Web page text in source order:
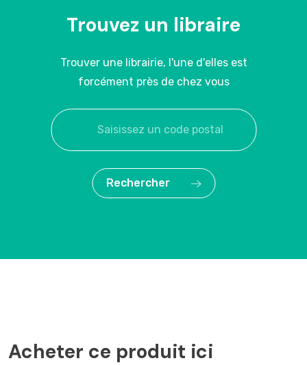
Trouvez un libraire
Trouver une librairie, l'une d'elles est
forcément près de chez vous
Rechercher
Acheter ce produit ici